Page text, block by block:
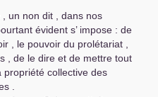
un non dit , dans nos
évident s’ impose : de
, le pouvoir du prolétariat ,
, de le dire et de mettre tout
propriété collective des
.